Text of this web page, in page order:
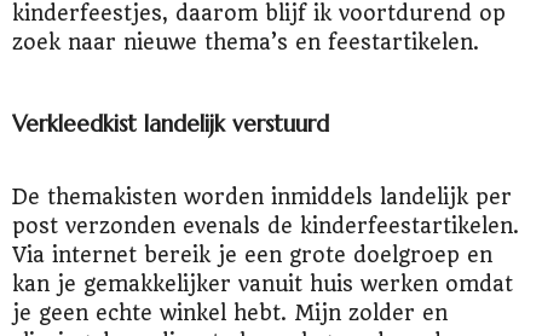
kinderfeestjes, daarom blijf ik voortdurend op
zoek naar nieuwe thema’s en feestartikelen.
Verkleedkist landelijk verstuurd
De themakisten worden inmiddels landelijk per
post verzonden evenals de kinderfeestartikelen.
Via internet bereik je een grote doelgroep en
kan je gemakkelijker vanuit huis werken omdat
je geen echte winkel hebt. Mijn zolder en